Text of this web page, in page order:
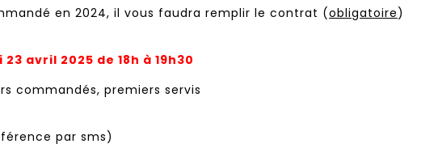
en 2024, il vous faudra remplir le contrat (obligatoire)
avril 2025 de 18h à 19h30
commandés, premiers servis
par sms)